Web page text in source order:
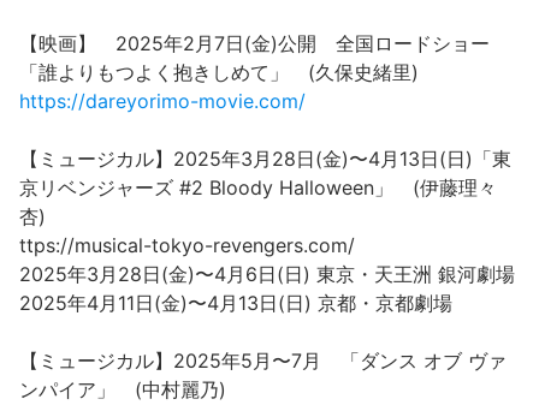
【映画】 2025年2月7日(金)公開 全国ロードショー
「誰よりもつよく抱きしめて」 (久保史緒里)
https://dareyorimo-movie.com/
【ミュージカル】2025年3月28日(金)〜4月13日(日)「東
京リベンジャーズ #2 Bloody Halloween」 (伊藤理々
杏)
ttps://musical-tokyo-revengers.com/
2025年3月28日(金)〜4月6日(日) 東京・天王洲 銀河劇場
2025年4月11日(金)〜4月13日(日) 京都・京都劇場
【ミュージカル】2025年5月〜7月 「ダンス オブ ヴァ
ンパイア」 (中村麗乃)